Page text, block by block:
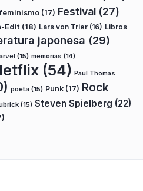
feminismo (17) Festival (27)
Edit (18) Lars von Trier (16) Libros
japonesa (29)
(15) memorias (14)
(54) Paul Thomas
poeta (15) Punk (17) Rock
(15) Steven Spielberg (22)